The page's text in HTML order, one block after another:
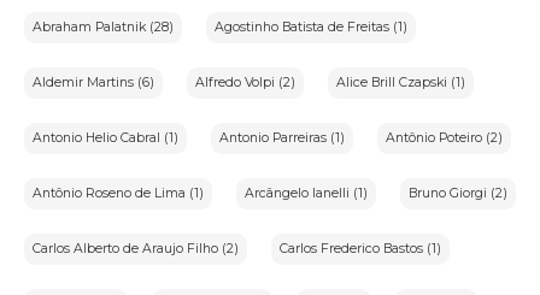
Abraham Palatnik (28) Agostinho Batista de Freitas (1)
Aldemir Martins (6) Alfredo Volpi (2) Alice Brill Czapski (1)
Antonio Helio Cabral (1) Antonio Parreiras (1) Antônio Poteiro (2)
Antônio Roseno de Lima (1) Arcângelo Ianelli (1) Bruno Giorgi (2)
Carlos Alberto de Araujo Filho (2) Carlos Frederico Bastos (1)